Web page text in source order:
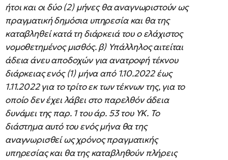
ήτοι και οι δύο (2) μήνες θα αναγνωριστούν ως
πραγματική δημόσια υπηρεσία και θα της
καταβληθεί κατά τη διάρκειά του ο ελάχιστος
νομοθετημένος μισθός. β) Υπάλληλος αιτείται
άδεια άνευ αποδοχών για ανατροφή τέκνου
διάρκειας ενός (1) μήνα από 1.10.2022 έως
1.11.2022 για το τρίτο εκ των τέκνων της, για το
οποίο δεν έχει λάβει στο παρελθόν άδεια
δυνάμει της παρ. 1 του άρ. 53 του ΥΚ. Το
διάστημα αυτό του ενός μήνα θα της
αναγνωρισθεί ως χρόνος πραγματικής
υπηρεσίας και θα της καταβληθούν πλήρεις